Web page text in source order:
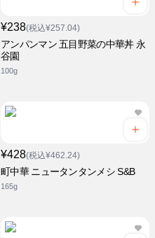
¥238(税込¥257.04)
アンパンマン 五目野菜の中華丼 永
谷園
100g
¥428(税込¥462.24)
町中華 ニュータンタンメシ S&B
165g